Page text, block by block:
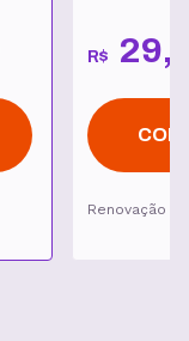
R$ 29,
Renovação